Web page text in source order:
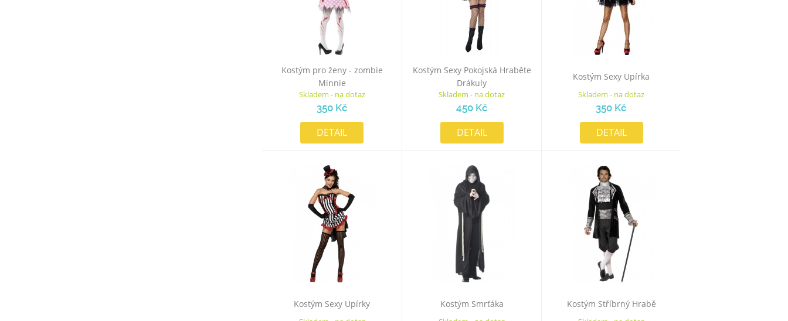
Kostým pro ženy - zombie
Minnie
Skladem - na dotaz
350 Kč
DETAIL
Kostým Sexy Pokojská Hraběte
Drákuly
Skladem - na dotaz
450 Kč
DETAIL
Kostým Sexy Upírka
Skladem - na dotaz
350 Kč
DETAIL
Kostým Sexy Upírky Kostým Smrťáka Kostým Stříbrný Hrabě